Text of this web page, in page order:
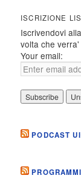
ISCRIZIONE
Iscrivendovi
volta che
Your email:
PODCAST